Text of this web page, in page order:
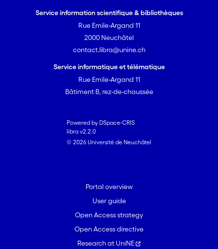
Service information scientifique & bibliothèques
Rue Emile-Argand 11
2000 Neuchâtel
contact.libra@unine.ch
Service informatique et télématique
Rue Emile-Argand 11
Bâtiment B, rez-de-chaussée
Powered by DSpace-CRIS
libra v2.2.0
© 2026 Université de Neuchâtel
Portal overview
User guide
Open Access strategy
Open Access directive
Research at UniNE